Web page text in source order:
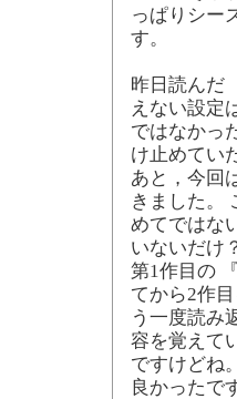
っぱりシー
す。
昨日読んだ
えない設定
ではなかっ
け止めてい
あと，今回
きました。
めてではな
いないだけ
第1作目の
てから2作
う一度読み
容を覚えて
ですけどね
良かったで